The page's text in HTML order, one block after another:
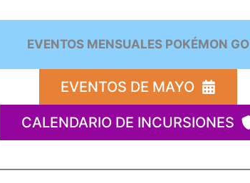
EVENTOS MENSUALES POKÉMON GO
EVENTOS DE MAYO
CALENDARIO DE INCURSIONES